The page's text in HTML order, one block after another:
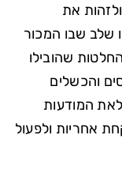
את
שלב שבו המכור
שהובילו
והכשלים
המודעות
אחריות ולפעול